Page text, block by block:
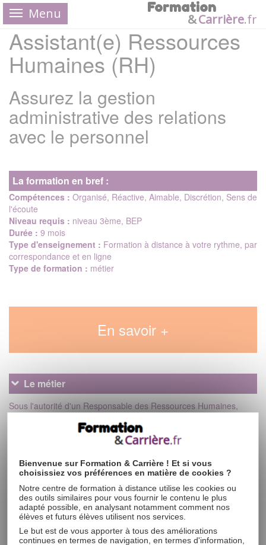
Menu Formation
&Carrière.fr
Assistant(e) Ressources
Humaines (RH)
Assurez la gestion
administrative des relations
avec le personnel
La formation en bref :
Compétences : Organisé, Réactive, Aimable, Discrétion, Sens de
l'écoute
Niveau requis : niveau 3ème, BEP
Durée : 9 mois
Type d'enseignement : Formation à distance à votre rythme, par
correspondance et en ligne
Type de formation : métier
En savoir +
Le métier
Sous l'autorité d'un Responsable des Ressources Humaines,
variété de missions. Il ou elle participe à la gestion administrative
du personnel comme la paie, le recrutement, les absences ou
C'est un poste qui nécessite une bonne maîtrise de la législation
du travail. Les relations humaines sont également essentielles
dans ce métier puisque l'Assistant(e) Ressources Humaines joue
un rôle de médiateur entre le chef d'entreprise et le personnel.
Si vous souhaitez aborder toutes les facettes des Ressources
Bienvenue sur Formation & Carrière ! Et si vous
choisissiez vos préférences en matière de cookies ?
Notre centre de formation à distance utilise les cookies ou
des outils similaires pour vous fournir le contenu le plus
adapté possible, en analysant notamment comment nos
élèves et futurs élèves utilisent nos services.
Le but est de vous apporter à tous des améliorations
continues en termes de navigation, en termes d'information,